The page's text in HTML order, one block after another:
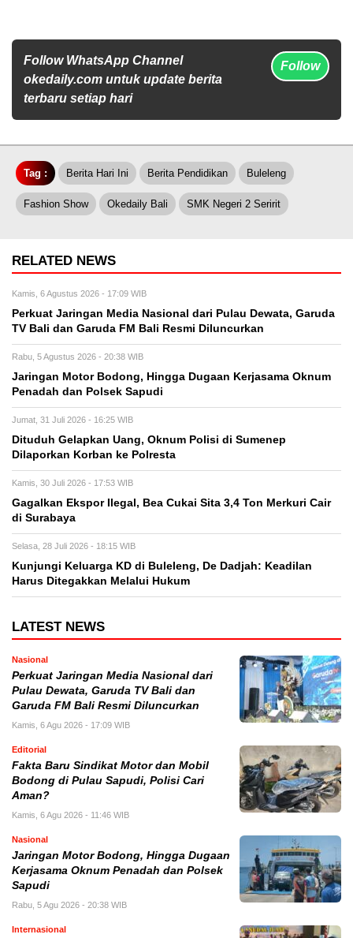
Follow WhatsApp Channel
okedaily.com untuk update berita
terbaru setiap hari
Follow
Tag : Berita Hari Ini Berita Pendidikan Buleleng
Fashion Show Okedaily Bali SMK Negeri 2 Seririt
RELATED NEWS
Kamis, 6 Agustus 2026 - 17:09 WIB
Perkuat Jaringan Media Nasional dari Pulau Dewata, Garuda
TV Bali dan Garuda FM Bali Resmi Diluncurkan
Rabu, 5 Agustus 2026 - 20:38 WIB
Jaringan Motor Bodong, Hingga Dugaan Kerjasama Oknum
Penadah dan Polsek Sapudi
Jumat, 31 Juli 2026 - 16:25 WIB
Dituduh Gelapkan Uang, Oknum Polisi di Sumenep
Dilaporkan Korban ke Polresta
Kamis, 30 Juli 2026 - 17:53 WIB
Gagalkan Ekspor Ilegal, Bea Cukai Sita 3,4 Ton Merkuri Cair
di Surabaya
Selasa, 28 Juli 2026 - 18:15 WIB
Kunjungi Keluarga KD di Buleleng, De Dadjah: Keadilan
Harus Ditegakkan Melalui Hukum
LATEST NEWS
Nasional
Perkuat Jaringan Media Nasional dari
Pulau Dewata, Garuda TV Bali dan
Garuda FM Bali Resmi Diluncurkan
Kamis, 6 Agu 2026 - 17:09 WIB
Editorial
Fakta Baru Sindikat Motor dan Mobil
Bodong di Pulau Sapudi, Polisi Cari
Aman?
Kamis, 6 Agu 2026 - 11:46 WIB
Nasional
Jaringan Motor Bodong, Hingga Dugaan
Kerjasama Oknum Penadah dan Polsek
Sapudi
Rabu, 5 Agu 2026 - 20:38 WIB
Internasional